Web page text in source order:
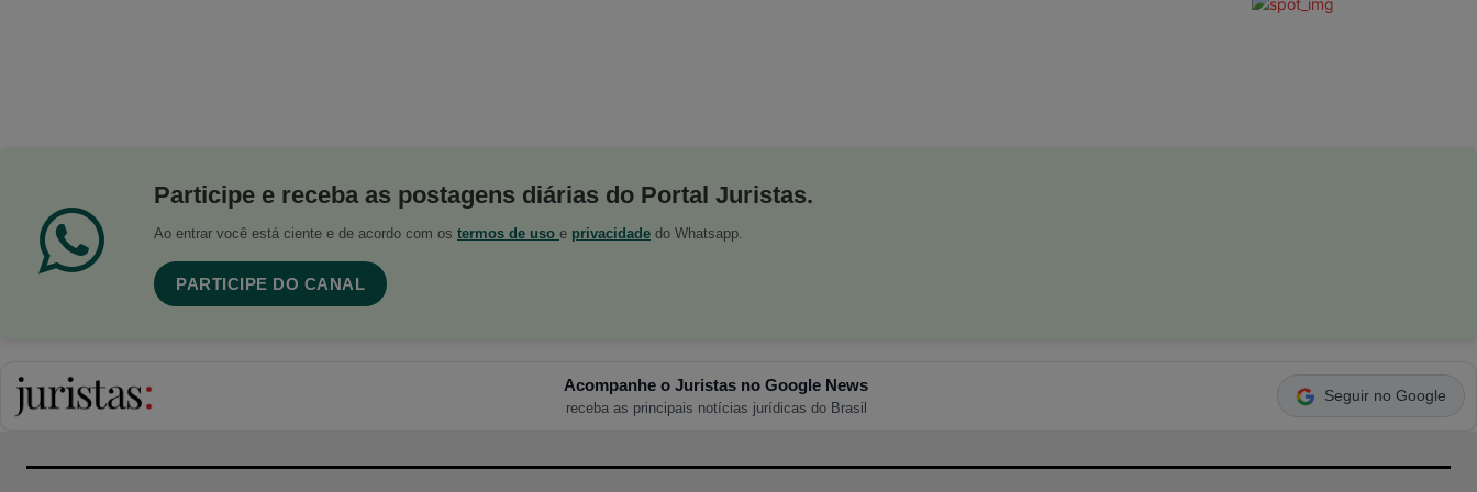
Participe e receba as postagens diárias do Portal Juristas.
Ao entrar você está ciente e de acordo com os termos de uso e privacidade do Whatsapp.
PARTICIPE DO CANAL
Acompanhe o Juristas no Google News
receba as principais notícias jurídicas do Brasil
Seguir no Google